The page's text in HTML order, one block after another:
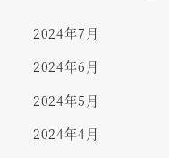
2024年7月
2024年6月
2024年5月
2024年4月